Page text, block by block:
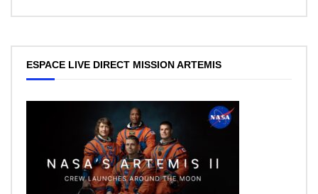
ESPACE LIVE DIRECT MISSION ARTEMIS